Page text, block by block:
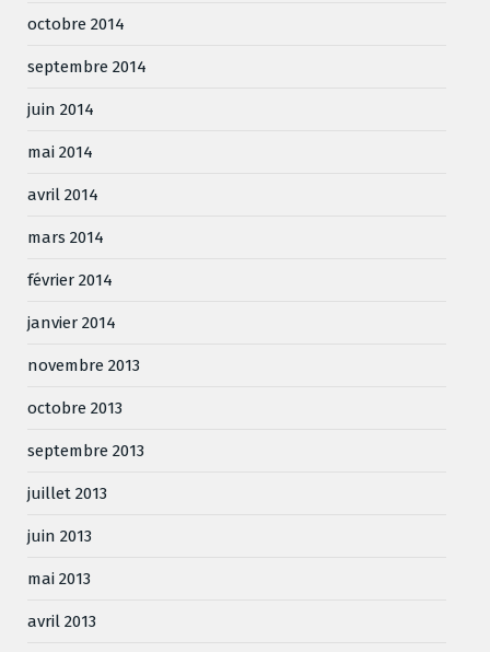
octobre 2014
septembre 2014
juin 2014
mai 2014
avril 2014
mars 2014
février 2014
janvier 2014
novembre 2013
octobre 2013
septembre 2013
juillet 2013
juin 2013
mai 2013
avril 2013